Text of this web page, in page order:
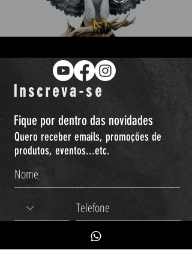
Inscreva-se
Fique por dentro das novidades
Quero receber emails, promoções de
produtos, eventos...etc.